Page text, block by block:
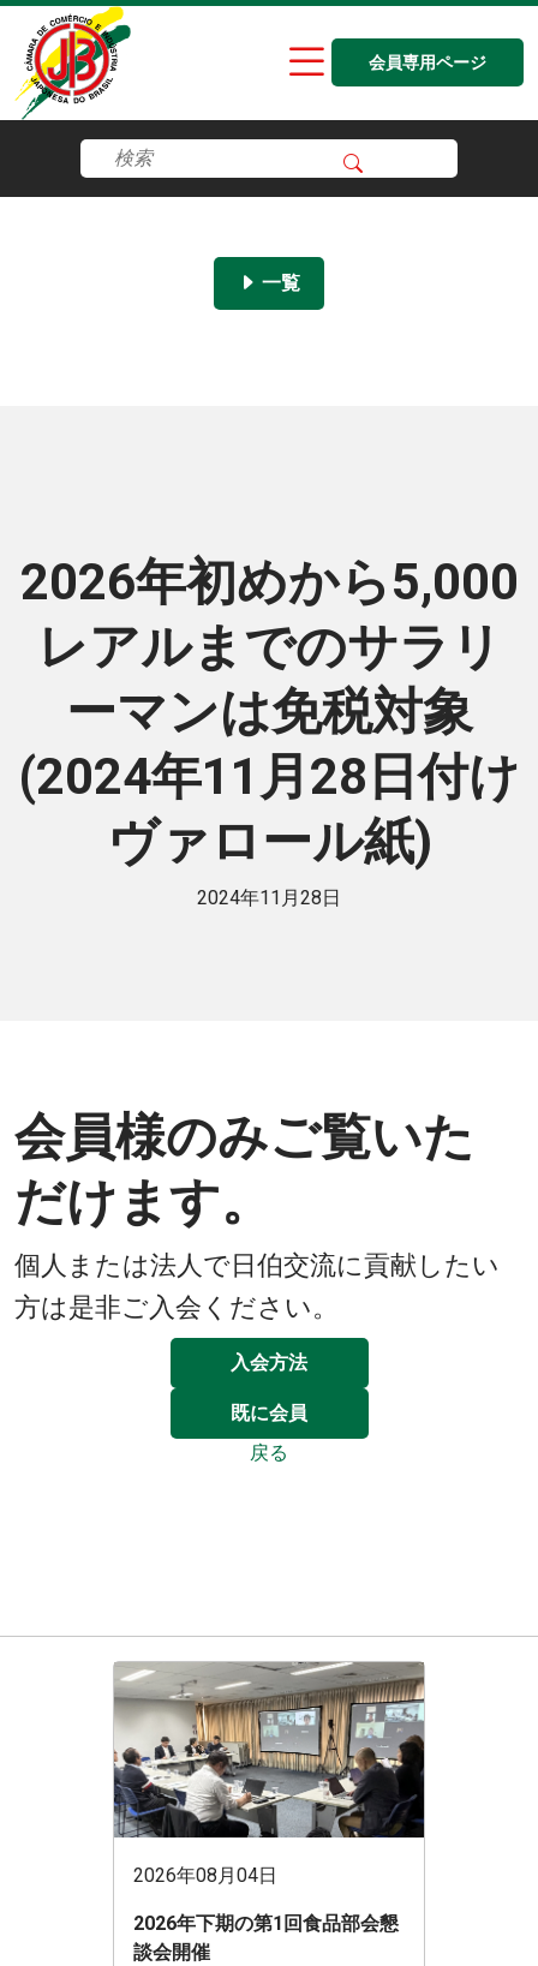
会員専用ページ
一覧
2026年初めから5,000
レアルまでのサラリ
ーマンは免税対象
(2024年11月28日付け
ヴァロール紙)
2024年11月28日
会員様のみご覧いた
だけます。
個人または法人で日伯交流に貢献したい
方は是非ご入会ください。
入会方法
既に会員
戻る
2026年08月04日
2026年下期の第1回食品部会懇
談会開催